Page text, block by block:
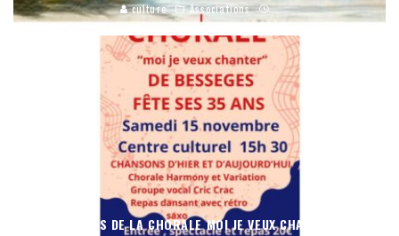
culture Associations
35 ANS DE LA CHORALE MOI JE VEUX CHANTER